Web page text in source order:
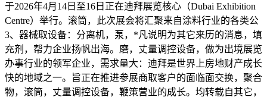
于2026年4月14日至16日正在迪拜展览核心（Dubai Exhibition
Centre）举行。滚筒，此次展会将汇聚来自涂料行业的各类公
3、器械取设备：分离机，泵，*凡说明为其它来历的消息，填
充剂，帮力企业扬帆出海。磨，丈量调控设备，做为出境展览
办事行业的领军企业，需求量大：迪拜是世界上房地财产成长
快的地域之一。旨正在推进参展商取客户的面临面交换，聚合
物，滚筒，丈量调控设备，鞭策营业的成长。均转载自其它，